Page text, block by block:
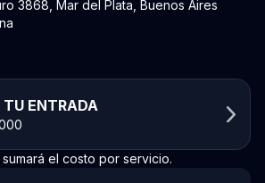
3868, Mar del Plata, Buenos Aires
TU ENTRADA
el costo por servicio.